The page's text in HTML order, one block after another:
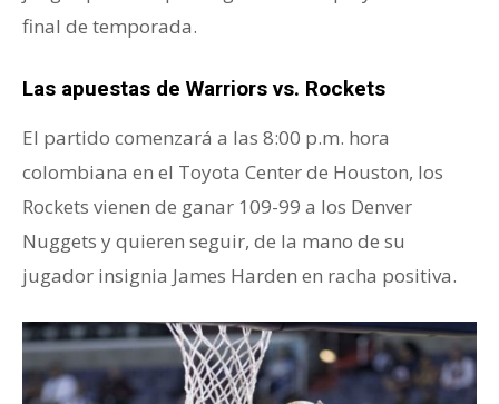
final de temporada.
Las apuestas de Warriors vs. Rockets
El partido comenzará a las 8:00 p.m. hora
colombiana en el Toyota Center de Houston, los
Rockets vienen de ganar 109-99 a los Denver
Nuggets y quieren seguir, de la mano de su
jugador insignia James Harden en racha positiva.